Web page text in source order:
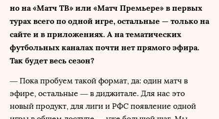
но на «Матч ТВ» или «Матч Премьере» в первых
турах всего по одной игре, остальные — только на
сайте и в приложениях. А на тематических
футбольных каналах почти нет прямого эфира.
Так будет весь сезон?
— Пока пробуем такой формат, да: один матч в
эфире, остальные — в диджитале. Для нас это
новый продукт, для лиги и РФС появление одной